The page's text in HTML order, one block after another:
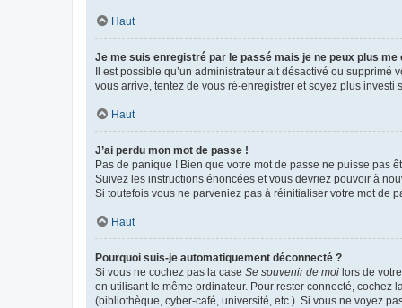
Haut
Je me suis enregistré par le passé mais je ne peux plus me
Il est possible qu’un administrateur ait désactivé ou
vous arrive, tentez de vous ré-enregistrer et soyez plus investi
Haut
J’ai perdu mon mot de passe !
Pas de panique ! Bien que votre mot de passe ne puisse pas
Suivez les instructions énoncées et vous devriez pouvoir à
Si toutefois vous ne parveniez pas à réinitialiser votre mot de
Haut
Pourquoi suis-je automatiquement déconnecté ?
Si vous ne cochez pas la case Se souvenir de moi lors de
en utilisant le même ordinateur. Pour rester connecté, cochez
(bibliothèque, cyber-café, université, etc.). Si vous ne voyez